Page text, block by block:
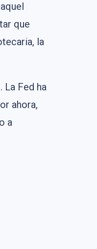
que
la
La Fed ha
ahora,
a